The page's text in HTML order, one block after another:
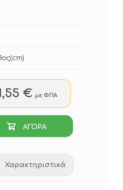
€ με ΦΠΑ
ΑΓΟΡΑ
Χαρακτηριστικά